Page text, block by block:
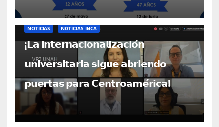
NOTICIAS NOTICIAS INCA
¡𝗟𝗮 𝗶𝗻𝘁𝗲𝗿𝗻𝗮𝗰𝗶𝗼𝗻𝗮𝗹𝗶𝘇𝗮𝗰𝗶𝗼́𝗻
𝘂𝗻𝗶𝘃𝗲𝗿𝘀𝗶𝘁𝗮𝗿𝗶𝗮 𝘀𝗶𝗴𝘂𝗲 𝗮𝗯𝗿𝗶𝗲𝗻𝗱𝗼
𝗽𝘂𝗲𝗿𝘁𝗮𝘀 𝗽𝗮𝗿𝗮 𝗖𝗲𝗻𝘁𝗿𝗼𝗮𝗺𝗲́𝗿𝗶𝗰𝗮!